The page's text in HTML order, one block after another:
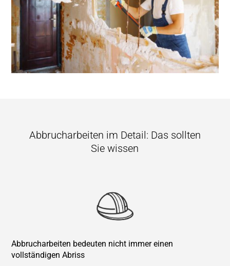
Abbrucharbeiten im Detail: Das sollten
Sie wissen
Abbrucharbeiten bedeuten nicht immer einen
vollständigen Abriss